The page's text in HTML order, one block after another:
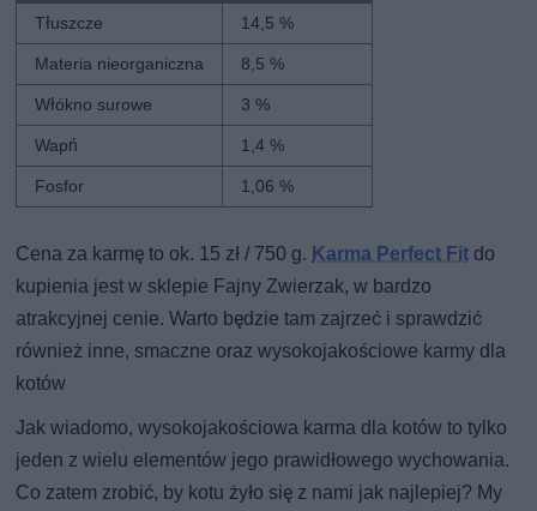
Tłuszcze
14,5 %
Materia nieorganiczna 8,5 %
Włókno surowe 3 %
Wapń 1,4 %
Fosfor 1,06 %
Cena za karmę to ok. 15 zł / 750 g. Karma Perfect Fit do
kupienia jest w sklepie Fajny Zwierzak, w bardzo
atrakcyjnej cenie. Warto będzie tam zajrzeć i sprawdzić
również inne, smaczne oraz wysokojakościowe karmy dla
kotów
Jak wiadomo, wysokojakościowa karma dla kotów to tylko
jeden z wielu elementów jego prawidłowego wychowania.
Co zatem zrobić, by kotu żyło się z nami jak najlepiej? My